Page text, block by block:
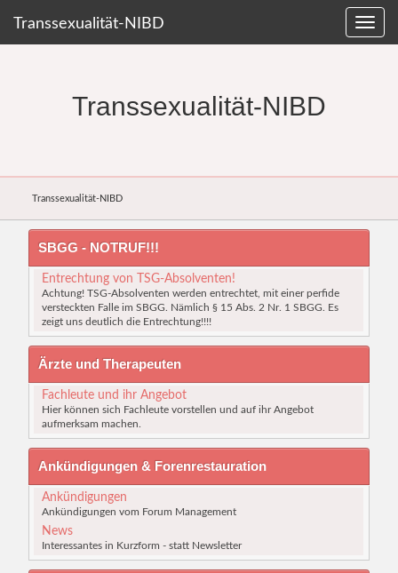
Transsexualität-NIBD
Transsexualität-NIBD
Transsexualität-NIBD
SBGG - NOTRUF!!!
Entrechtung von TSG-Absolventen!
Achtung! TSG-Absolventen werden entrechtet, mit einer perfide
versteckten Falle im SBGG. Nämlich § 15 Abs. 2 Nr. 1 SBGG. Es
zeigt uns deutlich die Entrechtung!!!!
Ärzte und Therapeuten
Fachleute und ihr Angebot
Hier können sich Fachleute vorstellen und auf ihr Angebot
aufmerksam machen.
Ankündigungen & Forenrestauration
Ankündigungen
Ankündigungen vom Forum Management
News
Interessantes in Kurzform - statt Newsletter